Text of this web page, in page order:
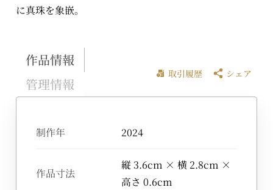
に真珠を象嵌。
作品情報
管理情報
取引履歴 シェア
制作年 2024
作品寸法
縦 3.6cm × 横 2.8cm ×
高さ 0.6cm